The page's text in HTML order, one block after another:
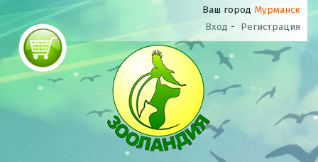
Ваш город Мурманск
Вход - Регистрация